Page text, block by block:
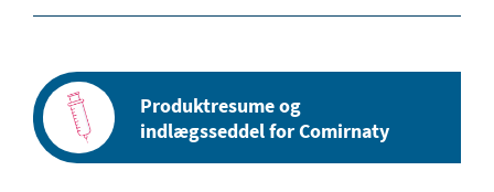
Produktresume og
indlægsseddel for Comirnaty